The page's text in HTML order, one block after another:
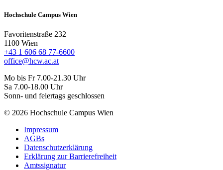
Hochschule Campus Wien
Favoritenstraße 232
1100 Wien
+43 1 606 68 77-6600
office@hcw.ac.at
Mo bis Fr 7.00-21.30 Uhr
Sa 7.00-18.00 Uhr
Sonn- und feiertags geschlossen
© 2026 Hochschule Campus Wien
Impressum
AGBs
Datenschutzerklärung
Erklärung zur Barrierefreiheit
Amtssignatur